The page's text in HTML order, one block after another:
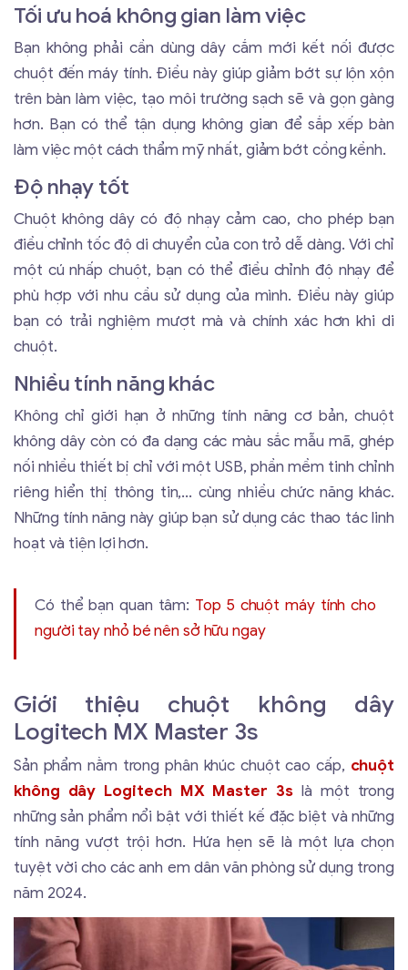
Tối ưu hoá không gian làm việc
Bạn không phải cần dùng dây cắm mới kết nối được
chuột đến máy tính. Điều này giúp giảm bớt sự lộn xộn
trên bàn làm việc, tạo môi trường sạch sẽ và gọn gàng
hơn. Bạn có thể tận dụng không gian để sắp xếp bàn
làm việc một cách thẩm mỹ nhất, giảm bớt cồng kềnh.
Độ nhạy tốt
Chuột không dây có độ nhạy cảm cao, cho phép bạn
điều chỉnh tốc độ di chuyển của con trỏ dễ dàng. Với chỉ
một cú nhấp chuột, bạn có thể điều chỉnh độ nhạy để
phù hợp với nhu cầu sử dụng của mình. Điều này giúp
bạn có trải nghiệm mượt mà và chính xác hơn khi di
chuột.
Nhiều tính năng khác
Không chỉ giới hạn ở những tính năng cơ bản, chuột
không dây còn có đa dạng các màu sắc mẫu mã, ghép
nối nhiều thiết bị chỉ với một USB, phần mềm tinh chỉnh
riêng hiển thị thông tin,... cùng nhiều chức năng khác.
Những tính năng này giúp bạn sử dụng các thao tác linh
hoạt và tiện lợi hơn.
Có thể bạn quan tâm: Top 5 chuột máy tính cho
người tay nhỏ bé nên sở hữu ngay
Giới thiệu chuột không dây
Logitech MX Master 3s
Sản phẩm nằm trong phân khúc chuột cao cấp, chuột
không dây Logitech MX Master 3slà một trong
những sản phẩm nổi bật với thiết kế đặc biệt và những
tính năng vượt trội hơn. Hứa hẹn sẽ là một lựa chọn
tuyệt vời cho các anh em dân văn phòng sử dụng trong
năm 2024.